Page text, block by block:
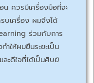
น ควรมีเครื่องมือที่จะ
บเครื่อง ผมจึงได้
ร่วมกับการ
ให้ผมยืนระยะเป็น
ะดีใจที่ได้เป็นศิษย์